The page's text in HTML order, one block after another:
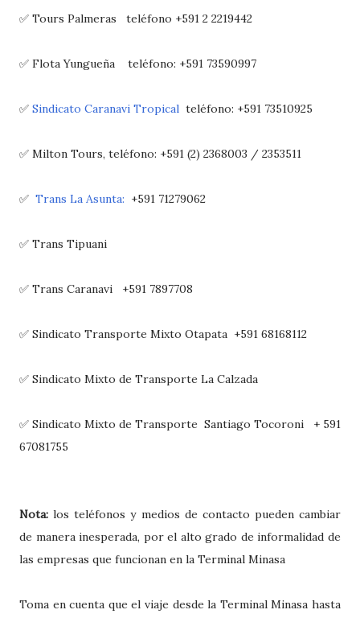
✅ Tours Palmeras teléfono +591 2 2219442
✅ Flota Yungueña teléfono: +591 73590997
✅ Sindicato Caranavi Tropical teléfono: +591 73510925
✅ Milton Tours, teléfono: +591 (2) 2368003 / 2353511
✅ Trans La Asunta: +591 71279062
✅ Trans Tipuani
✅ Trans Caranavi +591 7897708
✅ Sindicato Transporte Mixto Otapata +591 68168112
✅ Sindicato Mixto de Transporte La Calzada
✅ Sindicato Mixto de Transporte Santiago Tocoroni + 591
67081755
Nota: los teléfonos y medios de contacto pueden cambiar
de manera inesperada, por el alto grado de informalidad de
las empresas que funcionan en la Terminal Minasa
Toma en cuenta que el viaje desde la Terminal Minasa hasta